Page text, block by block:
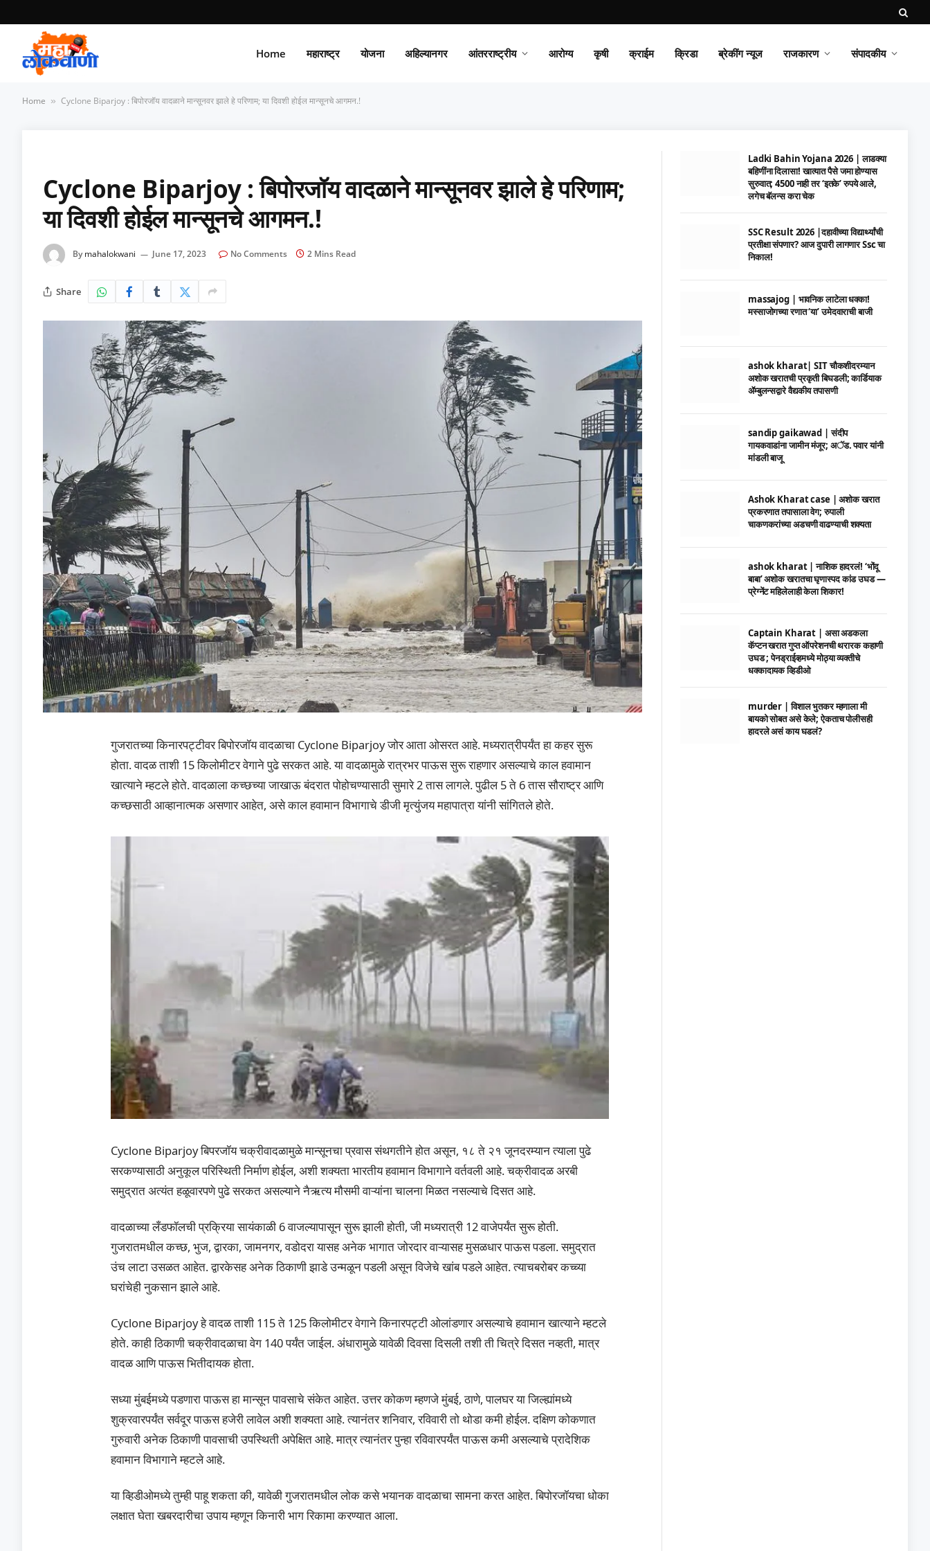
Home महाराष्ट्र योजना अहिल्यानगर आंतरराष्ट्रीय आरोग्य कृषी क्राईम क्रिडा ब्रेकींग न्यूज राजकारण संपादकीय
Home » Cyclone Biparjoy : बिपोरजॉय वादळाने मान्सूनवर झाले हे परिणाम; या दिवशी होईल मान्सूनचे आगमन.!
Cyclone Biparjoy : बिपोरजॉय वादळाने मान्सूनवर झाले हे परिणाम;
या दिवशी होईल मान्सूनचे आगमन.!
By mahalokwani June 17, 2023 No Comments 2 Mins Read
Share
गुजरातच्या किनारपट्टीवर बिपोरजॉय वादळाचा Cyclone Biparjoy जोर आता ओसरत आहे. मध्यरात्रीपर्यंत हा कहर सुरू
होता. वादळ ताशी 15 किलोमीटर वेगाने पुढे सरकत आहे. या वादळामुळे रात्रभर पाऊस सुरू राहणार असल्याचे काल हवामान
खात्याने म्हटले होते. वादळाला कच्छच्या जाखाऊ बंदरात पोहोचण्यासाठी सुमारे 2 तास लागले. पुढील 5 ते 6 तास सौराष्ट्र आणि
कच्छसाठी आव्हानात्मक असणार आहेत, असे काल हवामान विभागाचे डीजी मृत्युंजय महापात्रा यांनी सांगितले होते.
Cyclone Biparjoy बिपरजॉय चक्रीवादळामुळे मान्सूनचा प्रवास संथगतीने होत असून, १८ ते २१ जूनदरम्यान त्याला पुढे
सरकण्यासाठी अनुकूल परिस्थिती निर्माण होईल, अशी शक्यता भारतीय हवामान विभागाने वर्तवली आहे. चक्रीवादळ अरबी
समुद्रात अत्यंत हळूवारपणे पुढे सरकत असल्याने नैऋत्य मौसमी वाऱ्यांना चालना मिळत नसल्याचे दिसत आहे.
वादळाच्या लँडफॉलची प्रक्रिया सायंकाळी 6 वाजल्यापासून सुरू झाली होती, जी मध्यरात्री 12 वाजेपर्यंत सुरू होती.
गुजरातमधील कच्छ, भुज, द्वारका, जामनगर, वडोदरा यासह अनेक भागात जोरदार वाऱ्यासह मुसळधार पाऊस पडला. समुद्रात
उंच लाटा उसळत आहेत. द्वारकेसह अनेक ठिकाणी झाडे उन्मळून पडली असून विजेचे खांब पडले आहेत. त्याचबरोबर कच्च्या
घरांचेही नुकसान झाले आहे.
Cyclone Biparjoy हे वादळ ताशी 115 ते 125 किलोमीटर वेगाने किनारपट्टी ओलांडणार असल्याचे हवामान खात्याने म्हटले
होते. काही ठिकाणी चक्रीवादळाचा वेग 140 पर्यंत जाईल. अंधारामुळे यावेळी दिवसा दिसली तशी ती चित्रे दिसत नव्हती, मात्र
वादळ आणि पाऊस भितीदायक होता.
सध्या मुंबईमध्ये पडणारा पाऊस हा मान्सून पावसाचे संकेत आहेत. उत्तर कोकण म्हणजे मुंबई, ठाणे, पालघर या जिल्ह्यांमध्ये
शुक्रवारपर्यंत सर्वदूर पाऊस हजेरी लावेल अशी शक्यता आहे. त्यानंतर शनिवार, रविवारी तो थोडा कमी होईल. दक्षिण कोकणात
गुरुवारी अनेक ठिकाणी पावसाची उपस्थिती अपेक्षित आहे. मात्र त्यानंतर पुन्हा रविवारपर्यंत पाऊस कमी असल्याचे प्रादेशिक
हवामान विभागाने म्हटले आहे.
या व्हिडीओमध्ये तुम्ही पाहू शकता की, यावेळी गुजरातमधील लोक कसे भयानक वादळाचा सामना करत आहेत. बिपोरजॉयचा धोका
लक्षात घेता खबरदारीचा उपाय म्हणून किनारी भाग रिकामा करण्यात आला.
Ladki Bahin Yojana 2026 | लाडक्या
बहिणींना दिलासा! खात्यात पैसे जमा होण्यास
सुरुवात; 4500 नाही तर ‘इतके’ रुपये आले,
लगेच बॅलन्स करा चेक
SSC Result 2026 |दहावीच्या विद्यार्थ्यांची
प्रतीक्षा संपणार? आज दुपारी लागणार Ssc चा
निकाल!
massajog | भावनिक लाटेला धक्का!
मस्साजोगच्या रणात ‘या’ उमेदवाराची बाजी
ashok kharat| SIT चौकशीदरम्यान
अशोक खरातची प्रकृती बिघडली; कार्डियाक
ॲम्बुलन्सद्वारे वैद्यकीय तपासणी
sandip gaikawad | संदीप
गायकवाडांना जामीन मंजूर; अॅड. पवार यांनी
मांडली बाजू
Ashok Kharat case | अशोक खरात
प्रकरणात तपासाला वेग; रुपाली
चाकणकरांच्या अडचणी वाढण्याची शक्यता
ashok kharat | नाशिक हादरलं! ‘भोंदू
बाबा’ अशोक खरातचा घृणास्पद कांड उघड —
प्रेग्नेंट महिलेलाही केला शिकार!
Captain Kharat | असा अडकला
कॅप्टन खरात गुप्त ऑपरेशनची थरारक कहाणी
उघड ; पेनड्राईव्हमध्ये मोठ्या व्यक्तीचे
धक्कादायक व्हिडीओ
murder | विशाल भुतकर म्हणाला मी
बायको सोबत असे केले; ऐकताच पोलीसही
हादरले असं काय घडलं?